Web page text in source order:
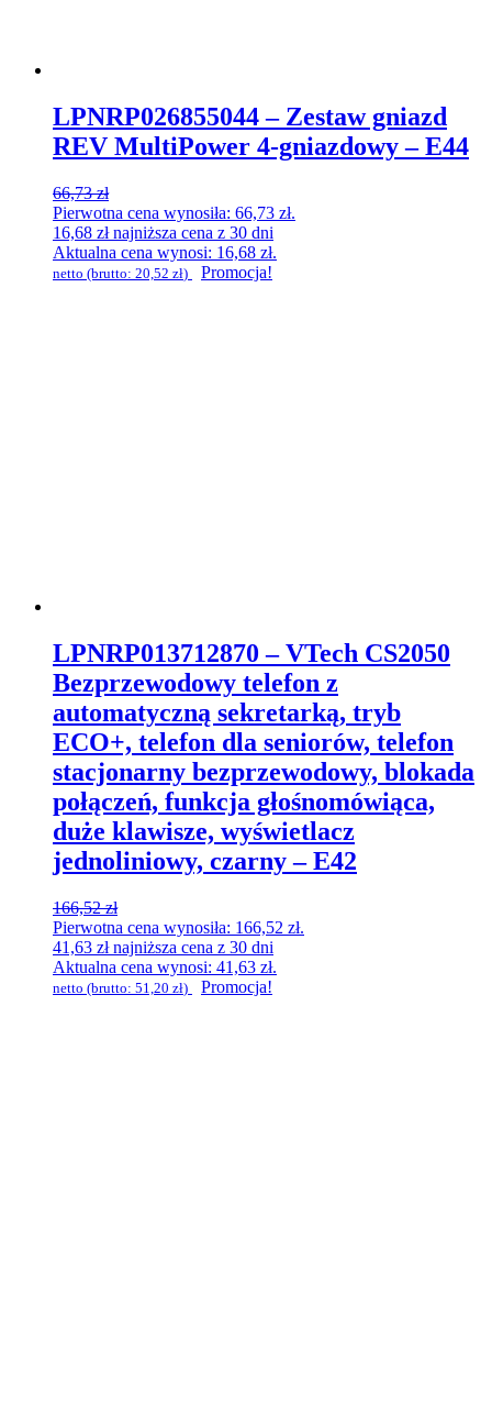
LPNRP026855044 – Zestaw gniazd
REV MultiPower 4-gniazdowy – E44
66,73zł
Pierwotna cena wynosiła: 66,73 zł.
16,68 złnajniższa cena z 30 dni
Aktualna cena wynosi: 16,68 zł.
netto (brutto: 20,52 zł) Promocja!
LPNRP013712870 – VTech CS2050
Bezprzewodowy telefon z
automatyczną sekretarką, tryb
ECO+, telefon dla seniorów, telefon
stacjonarny bezprzewodowy, blokada
połączeń, funkcja głośnomówiąca,
duże klawisze, wyświetlacz
jednoliniowy, czarny – E42
166,52zł
Pierwotna cena wynosiła: 166,52 zł.
41,63 złnajniższa cena z 30 dni
Aktualna cena wynosi: 41,63 zł.
netto (brutto: 51,20 zł) Promocja!